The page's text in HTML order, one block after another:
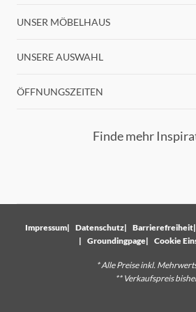
UNSER MÖBELHAUS
UNSERE AUSWAHL
ÖFFNUNGSZEITEN
Finde mehr
Impressum Datenschutz Barrierefreiheit
Groundingpage
Cookie
* Alle Preise inkl.
** Verkaufspreis